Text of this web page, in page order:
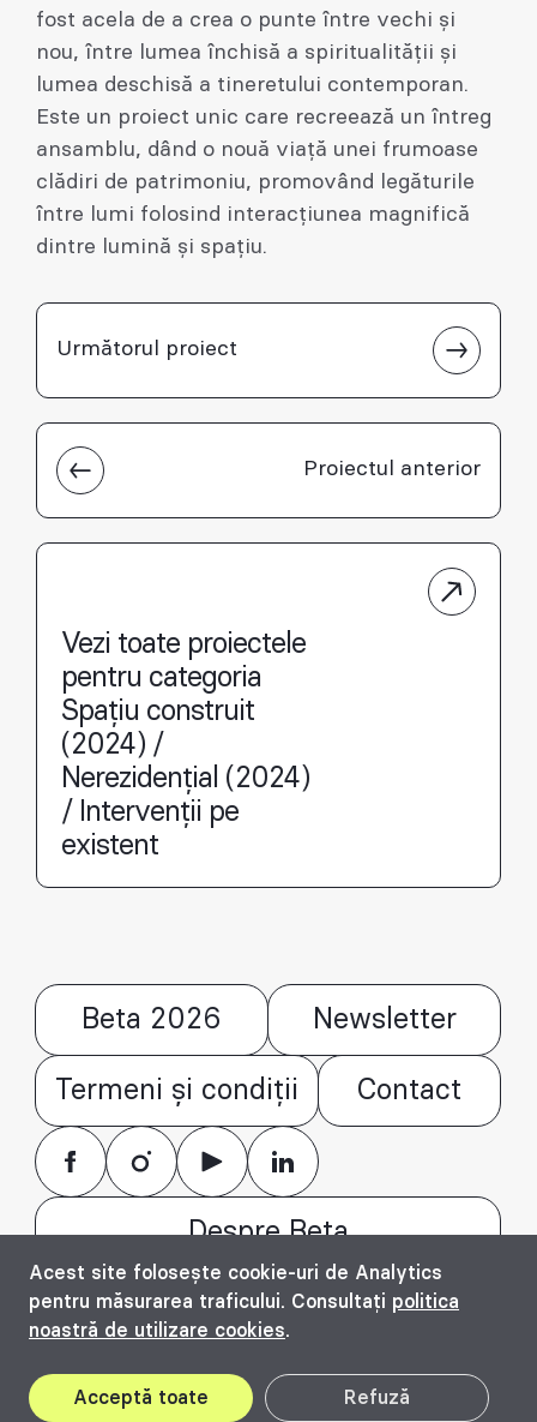
fost acela de a crea o punte între vechi și
nou, între lumea închisă a spiritualității și
lumea deschisă a tineretului contemporan.
Este un proiect unic care recreează un întreg
ansamblu, dând o nouă viață unei frumoase
clădiri de patrimoniu, promovând legăturile
între lumi folosind interacțiunea magnifică
dintre lumină și spațiu.
Proiectul anterior
Următorul proiect
Vezi toate proiectele
pentru categoria
Spațiu construit
(2024) /
Nerezidențial (2024)
/ Intervenții pe
existent
Acest site folosește cookie-uri de Analytics
pentru măsurarea traficului. Consultați politica
noastră de utilizare cookies.
Acceptă toate Refuză
Beta 2026 Newsletter
Termeni și condiții Contact
Despre Beta
© Bienala timișoreană de arhitectură Beta
2016 - 2026. All rights reserved.
Top